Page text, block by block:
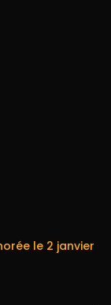
le 2 janvier